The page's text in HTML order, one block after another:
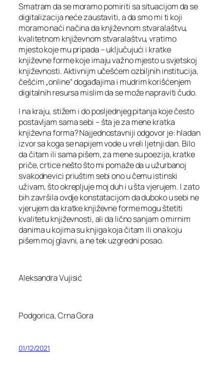
Smatram da se moramo pomiriti sa situacijom da se
digitalizacija neće zaustaviti, a da smo mi ti koji
moramo naći načina da književnom stvaralaštvu,
kvalitetnom književnom stvaralaštvu, vratimo
mjesto koje mu pripada – uključujući i kratke
književne forme koje imaju važno mjesto u svjetskoj
književnosti. Aktivnijm učešćem ozbiljnih institucija,
češćim „online“ događajima i mudrim korišćenjem
digitalnih resursa mislim da se može napraviti čudo.
I na kraju, stižem i do posljednjeg pitanja koje često
postavljam sama sebi – šta je za mene kratka
književna forma? Najjednostavniji odgovor je: hladan
izvor sa koga se napijem vode u vreli ljetnji dan. Bilo
da čitam ili sama pišem, za mene su poezija, kratke
priče, crtice nešto što mi pomaže da u užurbanoj
svakodnevici priuštim sebi ono u čemu istinski
uživam, što okrepljuje moj duh i u šta vjerujem. I zato
bih završila ovdje konstatacijom da duboko u sebi ne
vjerujem da kratke književne forme mogu štetiti
kvalitetu književnosti, ali da lično sanjam o mirnim
danima u kojima su knjiga koja čitam ili ona koju
pišem moj glavni, a ne tek uzgredni posao.
Aleksandra Vujisić
Podgorica, Crna Gora
01/12/2021